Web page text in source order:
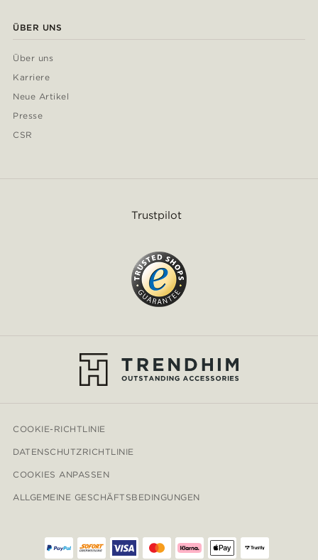
ÜBER UNS
Über uns
Karriere
Neue Artikel
Presse
CSR
Trustpilot
COOKIE-RICHTLINIE
DATENSCHUTZRICHTLINIE
COOKIES ANPASSEN
ALLGEMEINE GESCHÄFTSBEDINGUNGEN